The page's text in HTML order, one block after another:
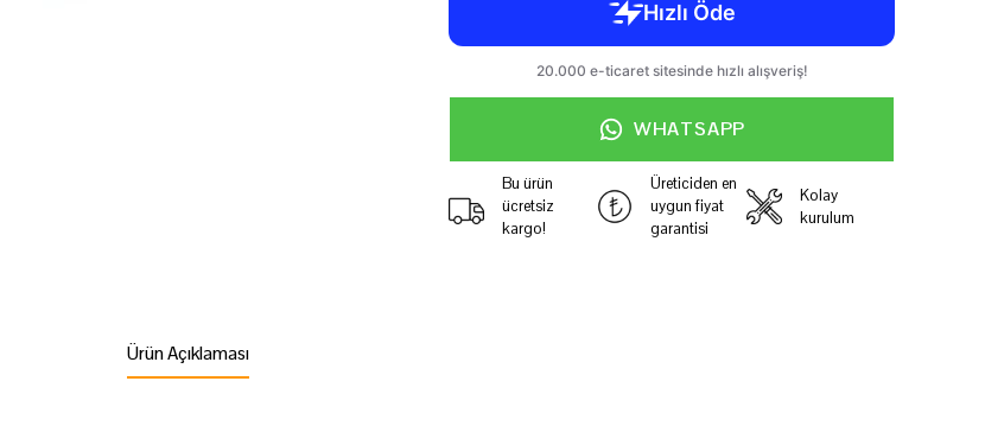
WHATSAPP
Bu ürün
ücretsiz
kargo!
Üreticiden en
uygun fiyat
garantisi
Kolay
kurulum
Ürün Açıklaması